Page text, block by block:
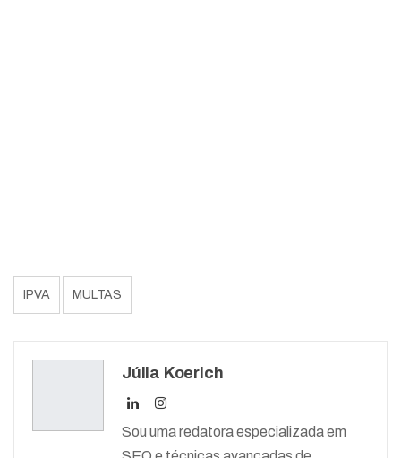
IPVA MULTAS
Júlia Koerich
Sou uma redatora especializada em